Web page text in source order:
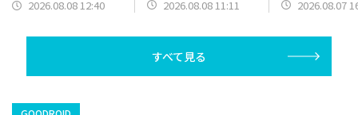
2026.08.08 12:40
2026.08.08 11:11 2026.08.07
すべて見る